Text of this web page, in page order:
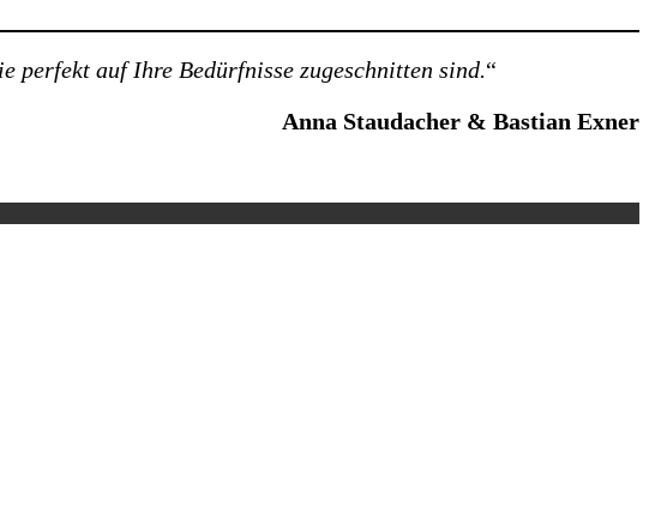
perfekt auf Ihre Bedürfnisse zugeschnitten sind.“
Anna Staudacher & Bastian Exner